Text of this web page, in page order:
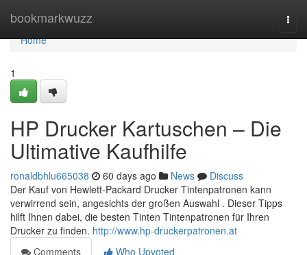
bookmarkwuzz
Home
Home
1
HP Drucker Kartuschen – Die
Ultimative Kaufhilfe
ronaldbhlu665038 60 days ago News
Discuss
Der Kauf von Hewlett-Packard Drucker Tintenpatronen kann
verwirrend sein, angesichts der großen Auswahl . Dieser Tipps
hilft Ihnen dabei, die besten Tinten Tintenpatronen für Ihren
Drucker zu finden. http://www.hp-druckerpatronen.at
Comments
Who Upvoted